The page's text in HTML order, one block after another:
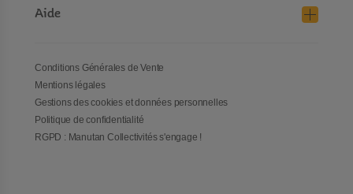
Aide
Conditions Générales de Vente
Mentions légales
Gestions des cookies et données personnelles
Politique de confidentialité
RGPD : Manutan Collectivités s'engage !